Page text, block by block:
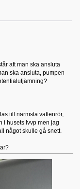
att man ska ansluta
ska ansluta, pumpen
till närmsta vattenrör,
i husets lvvp men jag
något skulle gå snett.